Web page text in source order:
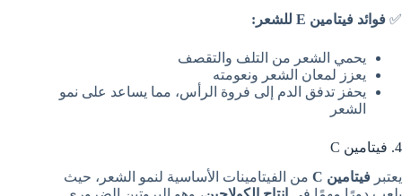
✅ فوائد فيتامين E للشعر:
يحمي الشعر من التلف والتقصف
يعزز لمعان الشعر ونعومته
يحفز تدفق الدم إلى فروة الرأس، مما يساعد على نمو
الشعر
4. فيتامين C
يعتبر فيتامين C
من الفيتامينات الأساسية لنمو الشعر، حيث